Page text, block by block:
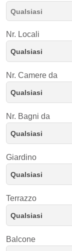
Nr. Locali
Qualsiasi
Nr. Camere da
Qualsiasi
Nr. Bagni da
Qualsiasi
Giardino
Qualsiasi
Terrazzo
Qualsiasi
Balcone